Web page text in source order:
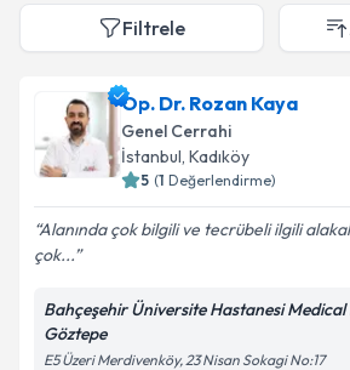
Filtrele
Op. Dr. Rozan Kaya
Genel Cerrahi
İstanbul, Kadıköy
5 (1 Değerlendirme)
Alanında çok bilgili ve tecrübeli ilgili
çok...
Bahçeşehir Üniversite Hastanesi Medical
Göztepe
E5 Üzeri Merdivenköy, 23 Nisan Sokagi No:17